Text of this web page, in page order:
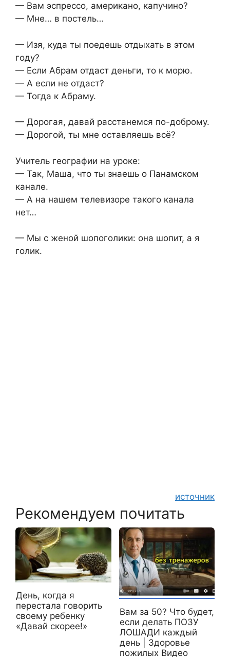
— Вам эспрессо, американо, капучино?
— Мне… в постель…
— Изя, куда ты поедешь отдыхать в этом
году?
— Если Абрам отдаст деньги, то к морю.
— А если не отдаст?
— Тогда к Абраму.
— Дорогая, давай расстанемся по-доброму.
— Дорогой, ты мне оставляешь всё?
Учитель географии на уроке:
— Так, Маша, что ты знаешь о Панамском
канале.
— А на нашем телевизоре такого канала
нет…
— Мы с женой шопоголики: она шопит, а я
голик.
источник
Рекомендуем почитать
День, когда я
перестала говорить
своему ребенку
«Давай скорее!»
Вам за 50? Что будет,
если делать ПОЗУ
ЛОШАДИ каждый
день | Здоровье
пожилых Видео